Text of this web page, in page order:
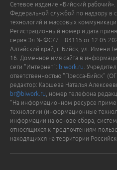
Сетевое издание «Бийский
Федеральной службой по надзору в
технологий и массовых
Регистрационный номер и дата
серия Эл № ФС77 – 83115 от
Алтайский край, г. Бийск, ул. Имени
16. Доменное имя сайта в
сети "Интернет": biwork.ru .
ответственностью "Пресса-Бийск"
редактор: Каршева Наталья
br@biwork.ru , номер телефона
"На информационном ресурсе
технологии (информационные
информации на основе сбора,
относящихся к предпочтениям
находящихся на территории